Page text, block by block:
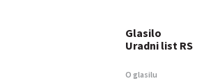
Glasilo
Uradni list RS
O glasilu